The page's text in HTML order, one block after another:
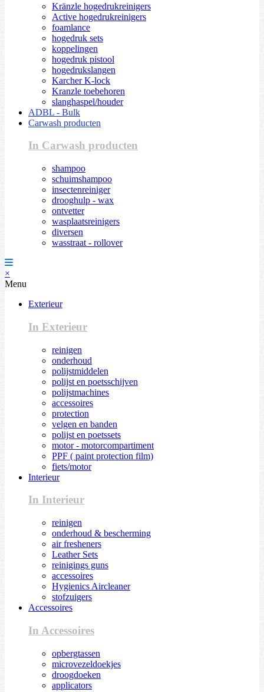
Kränzle hogedrukreinigers
Active hogedrukreinigers
foamlance
hogedruk sets
koppelingen
hogedruk pistool
hogedrukslangen
Karcher K-lock
Kranzle toebehoren
slanghaspel/houder
ADBL - Bulk
Carwash producten
In Carwash producten
shampoo
schuimshampoo
insectenreiniger
drooghulp - wax
ontvetter
wasplaatsreinigers
diversen
wasstraat - rollover
×
Menu
Exterieur
In Exterieur
reinigen
onderhoud
polijstmiddelen
polijst en poetsschijven
polijstmachines
accessoires
protection
velgen en banden
polijst en poetssets
motor - motorcompartiment
PPF ( paint protection film)
fiets/motor
Interieur
In Interieur
reinigen
onderhoud & bescherming
air fresheners
Leather Sets
reinigings guns
accessoires
Hygienics Aircleaner
stofzuigers
Accessoires
In Accessoires
opbergtassen
microvezeldoekjes
droogdoeken
applicators